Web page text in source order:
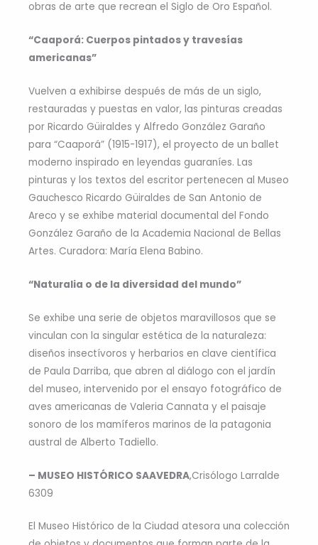
obras de arte que recrean el Siglo de Oro Español.
“Caaporá: Cuerpos pintados y travesías
americanas”
Vuelven a exhibirse después de más de un siglo,
restauradas y puestas en valor, las pinturas creadas
por Ricardo Güiraldes y Alfredo González Garaño
para “Caaporá” (1915-1917), el proyecto de un ballet
moderno inspirado en leyendas guaraníes. Las
pinturas y los textos del escritor pertenecen al Museo
Gauchesco Ricardo Güiraldes de San Antonio de
Areco y se exhibe material documental del Fondo
González Garaño de la Academia Nacional de Bellas
Artes. Curadora: María Elena Babino.
“Naturalia o de la diversidad del mundo”
Se exhibe una serie de objetos maravillosos que se
vinculan con la singular estética de la naturaleza:
diseños insectívoros y herbarios en clave científica
de Paula Darriba, que abren al diálogo con el jardín
del museo, intervenido por el ensayo fotográfico de
aves americanas de Valeria Cannata y el paisaje
sonoro de los mamíferos marinos de la patagonia
austral de Alberto Tadiello.
– MUSEO HISTÓRICO SAAVEDRA,Crisólogo Larralde
6309
El Museo Histórico de la Ciudad atesora una colección